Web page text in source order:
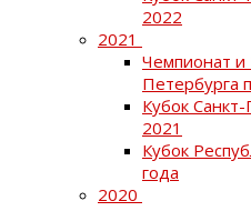
2022
2021
Чемпионат и
Петербурга
Кубок
2021
Кубок
года
2020